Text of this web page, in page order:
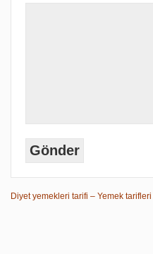
Diyet yemekleri tarifi – Yemek tarifleri